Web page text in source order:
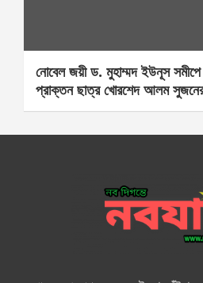
নোবেল জয়ী ড. মুহাম্মদ ইউনূস সমীপে
প্রাক্তন ছাত্র খোরশেদ আলম সুজনের